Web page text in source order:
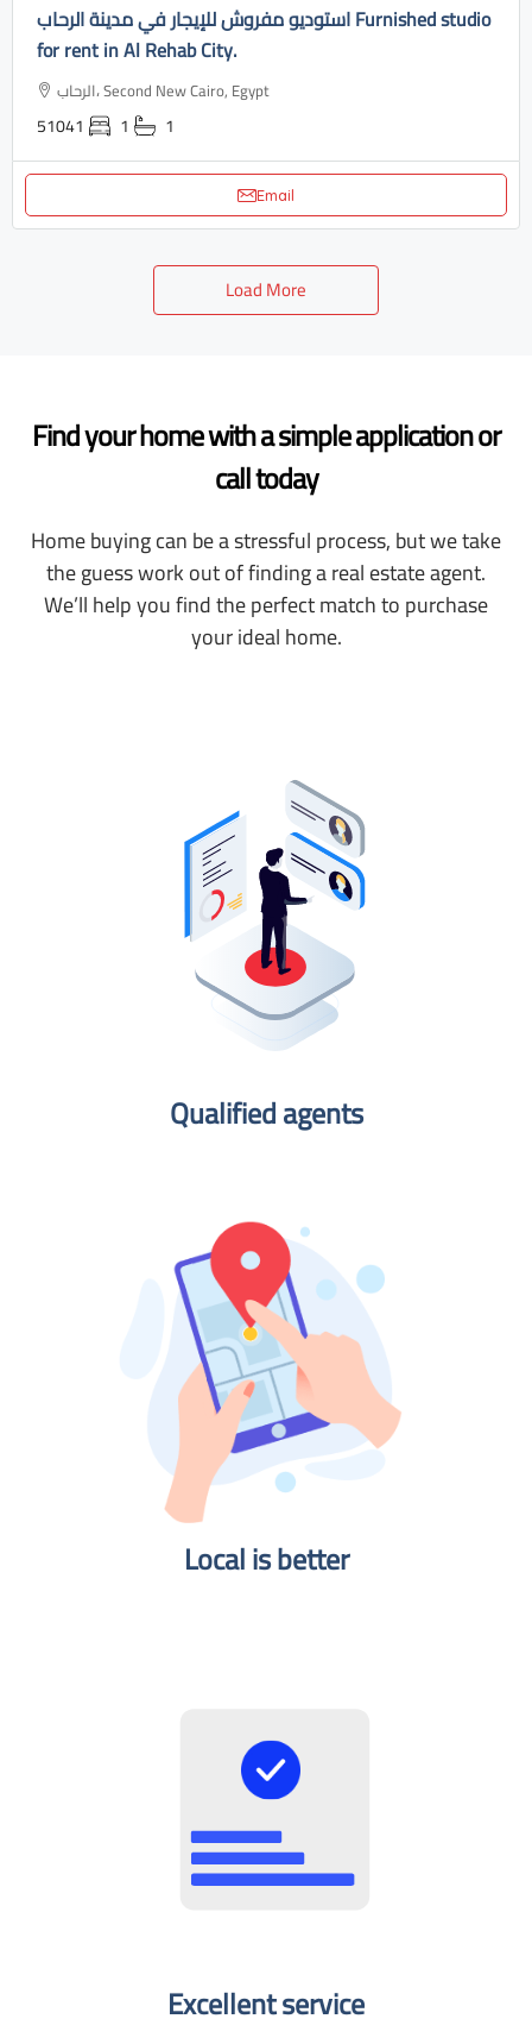
استوديو مفروش للإيجار في مدينة الرحاب Furnished studio
for rent in Al Rehab City.
الرحاب، Second New Cairo, Egypt
51041 1 1
Email
Load More
Find your home with a simple application or
call today
Home buying can be a stressful process, but we take
the guess work out of finding a real estate agent.
We’ll help you find the perfect match to purchase
your ideal home.
Qualified agents​
Local is better​
Excellent service